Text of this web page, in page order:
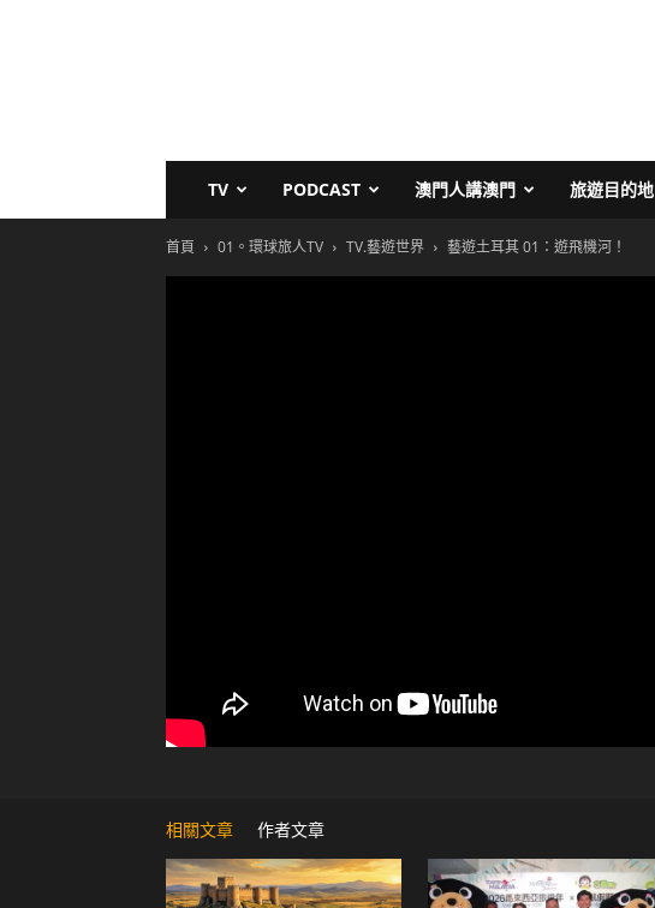
TV PODCAST 澳門人講澳門 旅遊目的地
首頁 01。環球旅人TV TV.藝遊世界 藝遊土耳其 01：遊飛機河！
相關文章 作者文章